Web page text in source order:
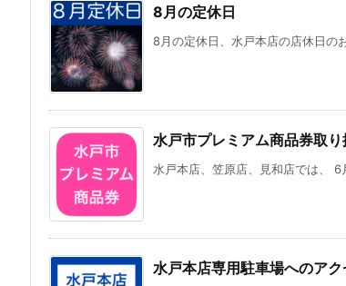
8月の定休日
8月の定休日、水戸本店の店休日の
水戸市プレミアム商品券取り
水戸本店、笠原店、見和店では、
水戸本店専用駐車場へのアク